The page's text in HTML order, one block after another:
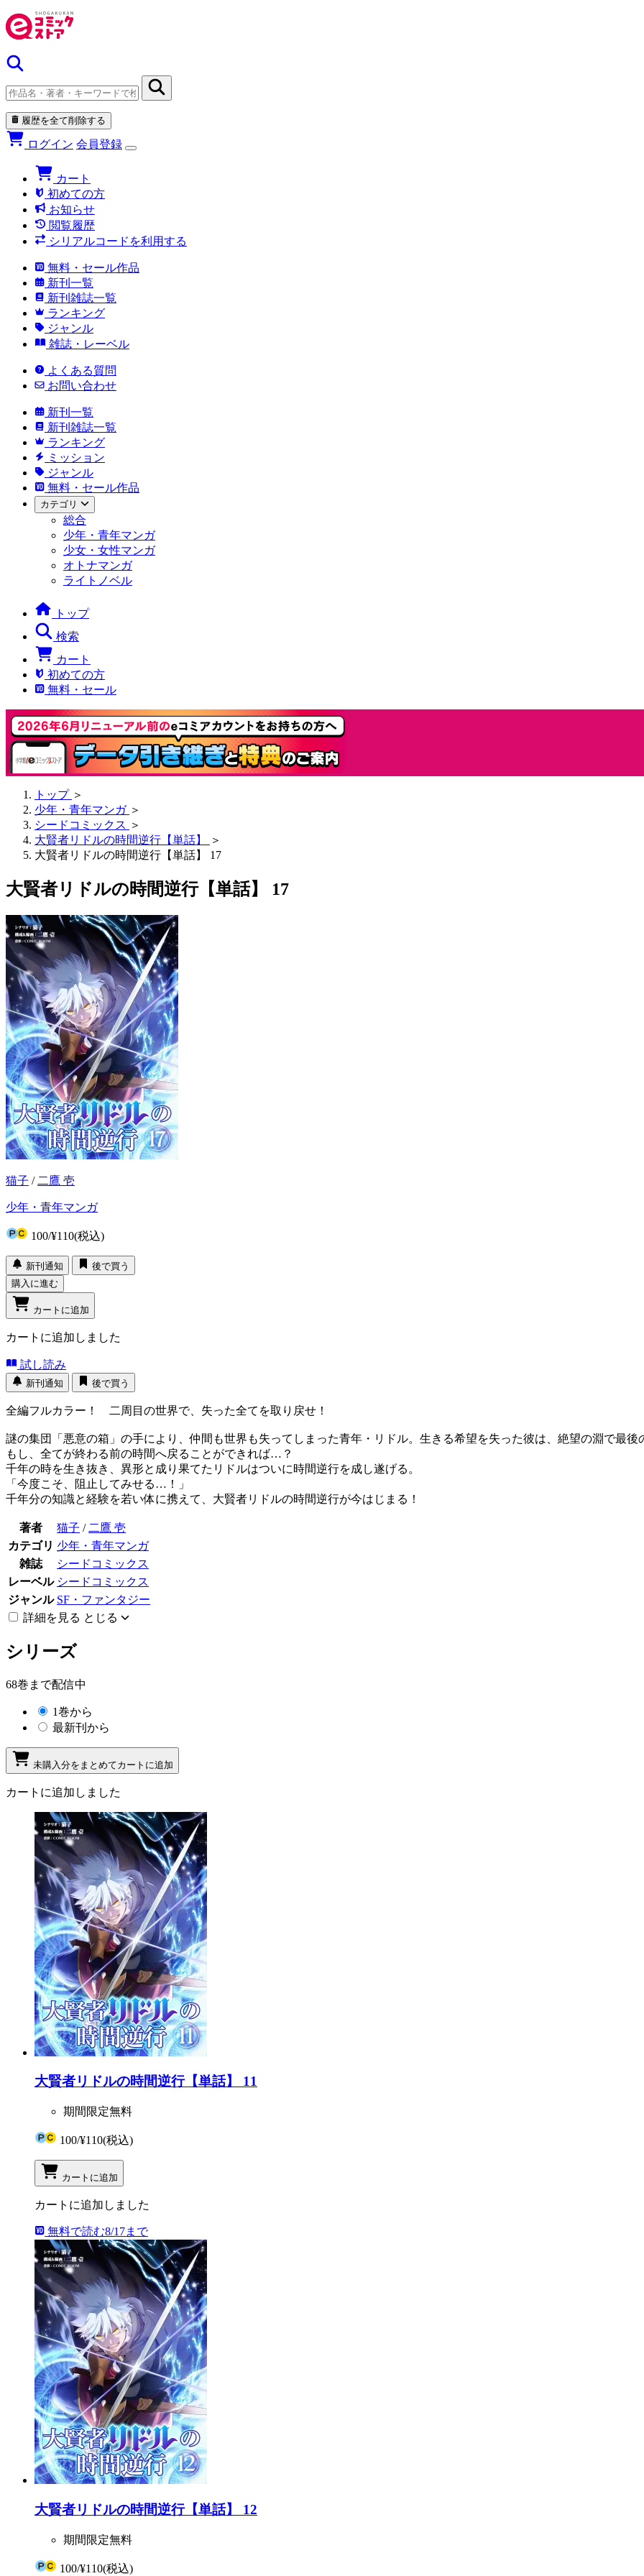
履歴を全て削除する
ログイン 会員登録
カート
初めての方
お知らせ
閲覧履歴
シリアルコードを利用する
無料・セール作品
新刊一覧
新刊雑誌一覧
ランキング
ジャンル
雑誌・レーベル
よくある質問
お問い合わせ
新刊一覧
新刊雑誌一覧
ランキング
ミッション
ジャンル
無料・セール作品
カテゴリ
総合
少年・青年マンガ
少女・女性マンガ
オトナマンガ
ライトノベル
トップ
検索
カート
初めての方
無料・セール
トップ ＞
少年・青年マンガ ＞
シードコミックス ＞
大賢者リドルの時間逆行【単話】
＞
大賢者リドルの時間逆行【単話】 17
大賢者リドルの時間逆行【単話】 17
猫子 / 二鷹 壱
少年・青年マンガ
100/¥110(税込)
新刊通知
後で買う
購入に進む
カートに追加
カートに追加しました
試し読み
新刊通知 後で買う
全編フルカラー！ 二周目の世界で、失った全てを取り戻せ！
謎の集団「悪意の箱」の手により、仲間も世界も失ってしまった青年・リドル。生きる希望を失った彼は、絶望の淵で最後
もし、全てが終わる前の時間へ戻ることができれば…？
千年の時を生き抜き、異形と成り果てたリドルはついに時間逆行を成し遂げる。
「今度こそ、阻止してみせる…！」
千年分の知識と経験を若い体に携えて、大賢者リドルの時間逆行が今はじまる！
著者 猫子 / 二鷹 壱
カテゴリ 少年・青年マンガ
雑誌
シードコミックス
レーベル シードコミックス
ジャンル SF・ファンタジー
詳細を見る とじる
シリーズ
68巻まで配信中
1巻から
最新刊から
未購入分をまとめてカートに追加
カートに追加しました
大賢者リドルの時間逆行【単話】 11
期間限定無料
100/¥110(税込)
カートに追加
カートに追加しました
無料で読む8/17まで
大賢者リドルの時間逆行【単話】 12
期間限定無料
100/¥110(税込)